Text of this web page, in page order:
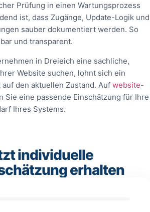
Prüfung in einen Wartungsprozess
ist, dass Zugänge, Update-Logik und
sauber dokumentiert werden. So
und transparent.
in Dreieich eine sachliche,
Website suchen, lohnt sich ein
den aktuellen Zustand. Auf website-
Sie eine passende Einschätzung für Ihre
Ihres Systems.
individuelle
erhalten